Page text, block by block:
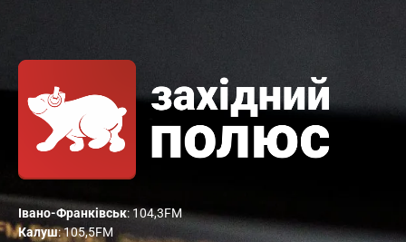
Івано-Франківськ: 104,3FM
Калуш: 105,5FM